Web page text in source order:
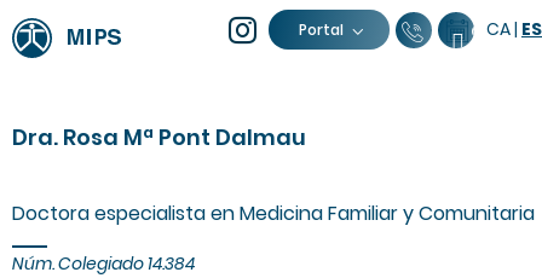
Portal 93 805 04
CA| ES
Dra. Rosa Mª Pont Dalmau
Doctora especialista en Medicina Familiar y Comunitaria
Núm. Colegiado 14.384